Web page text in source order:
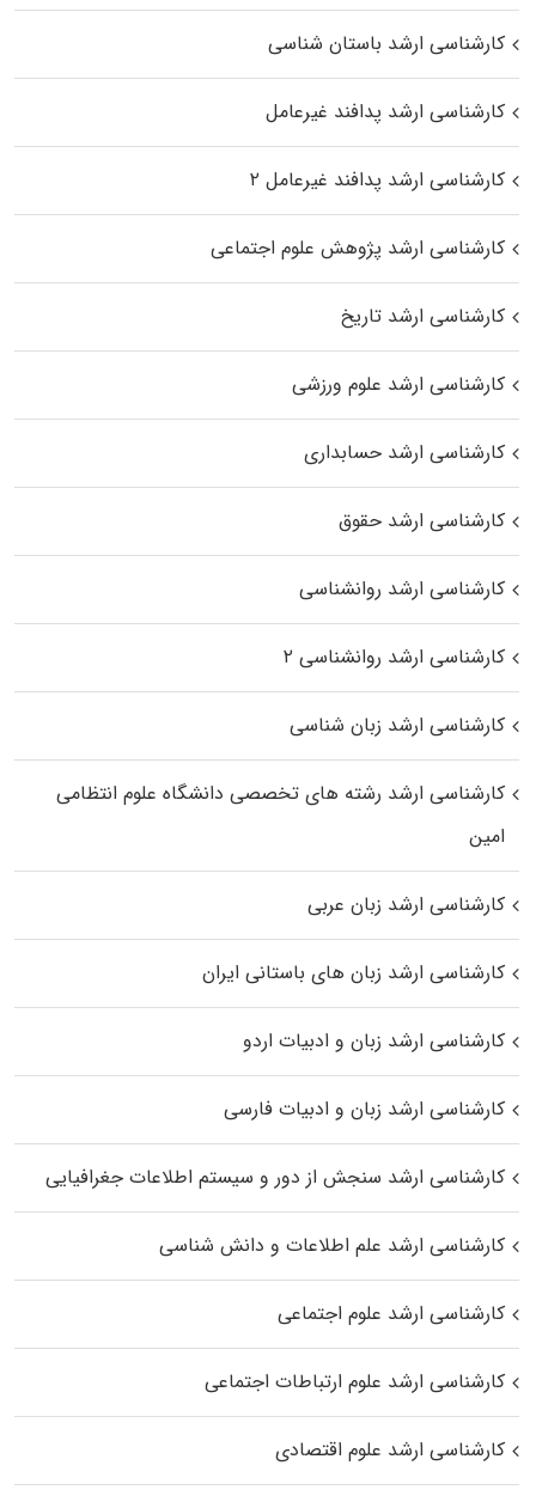
کارشناسی ارشد باستان شناسی
کارشناسی ارشد پدافند غیرعامل
کارشناسی ارشد پدافند غیرعامل ۲
کارشناسی ارشد پژوهش علوم اجتماعی
کارشناسی ارشد تاریخ
کارشناسی ارشد علوم ورزشی
کارشناسی ارشد حسابداری
کارشناسی ارشد حقوق
کارشناسی ارشد روانشناسی
کارشناسی ارشد روانشناسی ۲
کارشناسی ارشد زبان شناسی
کارشناسی ارشد رﺷﺘﻪ ﻫﺎی تخصصی داﻧﺸﮕﺎه ﻋﻠﻮم انتظامی
اﻣﻴﻦ
کارشناسی ارشد زبان عربی
کارشناسی ارشد زبان‌ های باستانی ایران
کارشناسی ارشد زبان و ادبیات اردو
کارشناسی ارشد زبان و ادبیات فارسی
کارشناسی ارشد سنجش از دور و سیستم اطلاعات جغرافیایی
کارشناسی ارشد علم اطلاعات و دانش شناسی
کارشناسی ارشد علوم اجتماعی
کارشناسی ارشد علوم ارتباطات اجتماعی
کارشناسی ارشد علوم اقتصادی